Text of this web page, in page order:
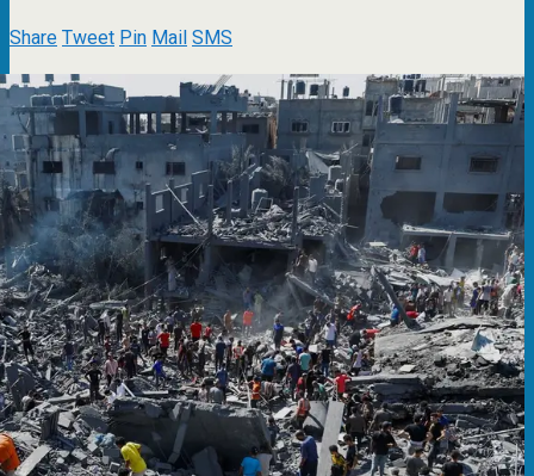
ShareTweetPinMailSMS